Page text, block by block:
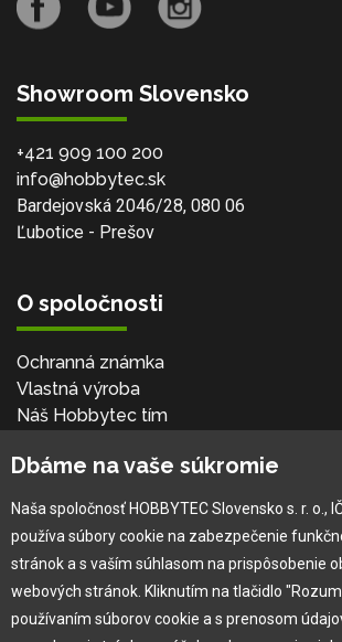
Showroom Slovensko
+421 909 100 200
info@hobbytec.sk
Bardejovská 2046/28, 080 06
Ľubotice - Prešov
O spoločnosti
Ochranná známka
Vlastná výroba
Náš Hobbytec tím
Naša história
Pre zákazníka
Garancia najlepšej ceny
Dbáme na vaše súkromie
Naša spoločnosť HOBBYTEC Slovensko s. r. o.,
používa súbory cookie na zabezpečenie
stránok a s vaším súhlasom na prispôsobenie
webových stránok. Kliknutím na tlačidlo
používaním súborov cookie a s prenosom